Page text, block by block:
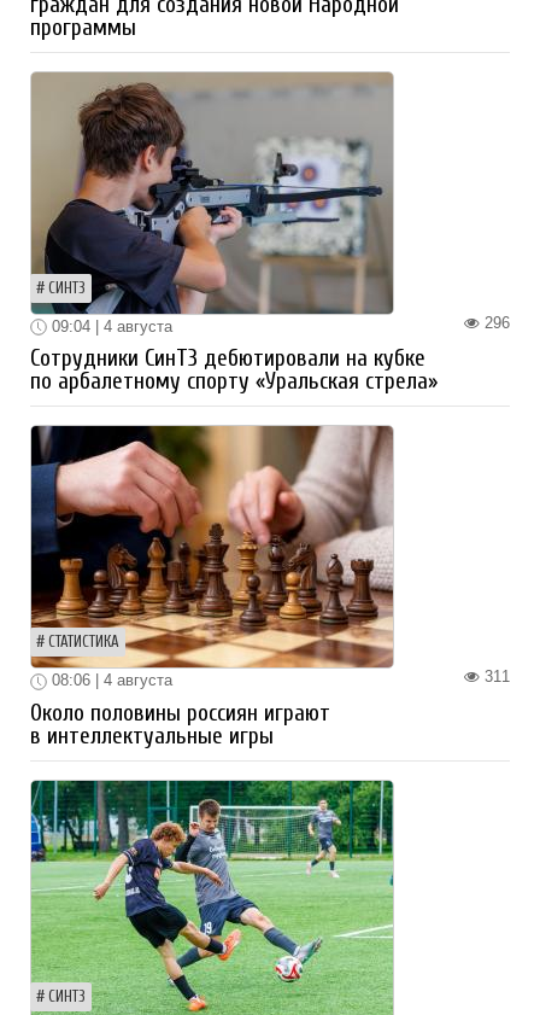
программы
СИНТЗ
296
09:04 | 4 августа
Сотрудники СинТЗ дебютировали на кубке
по арбалетному спорту «Уральская стрела»
СТАТИСТИКА
311
08:06 | 4 августа
Около половины россиян играют
в интеллектуальные игры
СИНТЗ